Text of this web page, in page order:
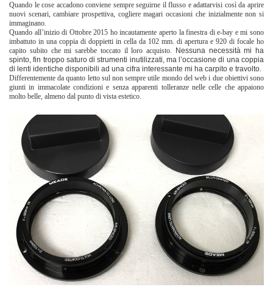
Quando le cose accadono conviene sempre seguirne il flusso e adattarvisi così da aprire
nuovi scenari, cambiare prospettiva, cogliere magari occasioni che inizialmente non si
immaginano.
Quando all’inizio di Ottobre 2015 ho incautamente aperto la finestra di e-bay e mi sono
imbattuto in una coppia di doppietti in cella da 102 mm. di apertura e 920 di focale ho
capito subito che mi sarebbe toccato il loro acquisto.
Nessuna necessità mi ha
spinto, fin troppo saturo di strumenti inutilizzati, ma l’occasione di una coppia
di lenti identiche disponibili ad una cifra interessante mi ha carpito e travolto.
Differentemente da quanto letto sul non sempre utile mondo del web i due obiettivi sono
giunti in immacolate condizioni e senza apparenti tolleranze nelle celle che appaiono
molto belle, almeno dal punto di vista estetico.